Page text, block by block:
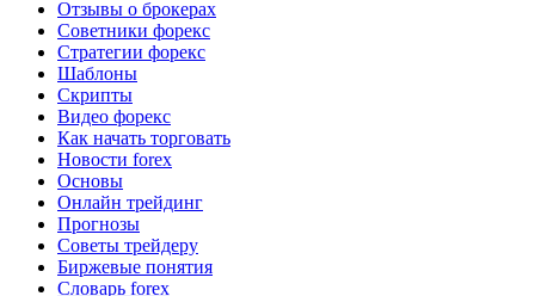
Отзывы о брокерах
Советники форекс
Стратегии форекс
Шаблоны
Скрипты
Видео форекс
Как начать торговать
Новости forex
Основы
Онлайн трейдинг
Прогнозы
Советы трейдеру
Биржевые понятия
Словарь forex